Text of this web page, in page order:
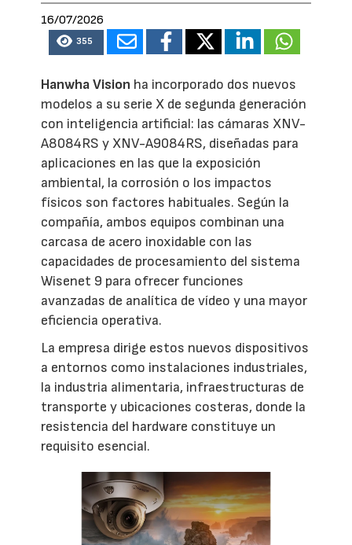
16/07/2026
355
Hanwha Vision ha incorporado dos nuevos
modelos a su serie X de segunda generación
con inteligencia artificial: las cámaras XNV-
A8084RS y XNV-A9084RS, diseñadas para
aplicaciones en las que la exposición
ambiental, la corrosión o los impactos
físicos son factores habituales. Según la
compañía, ambos equipos combinan una
carcasa de acero inoxidable con las
capacidades de procesamiento del sistema
Wisenet 9 para ofrecer funciones
avanzadas de analítica de vídeo y una mayor
eficiencia operativa.
La empresa dirige estos nuevos dispositivos
a entornos como instalaciones industriales,
la industria alimentaria, infraestructuras de
transporte y ubicaciones costeras, donde la
resistencia del hardware constituye un
requisito esencial.